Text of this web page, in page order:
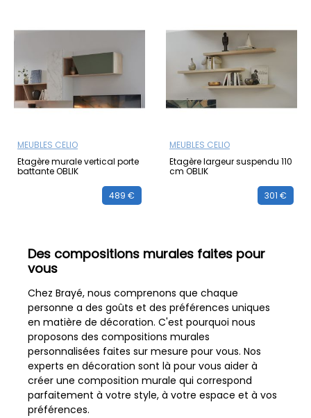
MEUBLES CELIO
Etagère murale vertical porte
battante OBLIK
489 €
MEUBLES CELIO
Etagère largeur suspendu 110
cm OBLIK
301 €
Des compositions murales faites pour
vous
Chez Brayé, nous comprenons que chaque
personne a des goûts et des préférences uniques
en matière de décoration. C'est pourquoi nous
proposons des compositions murales
personnalisées faites sur mesure pour vous. Nos
experts en décoration sont là pour vous aider à
créer une composition murale qui correspond
parfaitement à votre style, à votre espace et à vos
préférences.